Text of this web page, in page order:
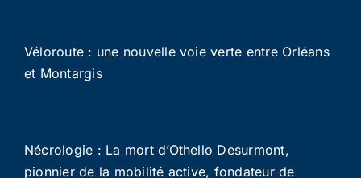
Véloroute : une nouvelle voie verte entre Orléans
et Montargis
Nécrologie : La mort d’Othello Desurmont,
pionnier de la mobilité active, fondateur de